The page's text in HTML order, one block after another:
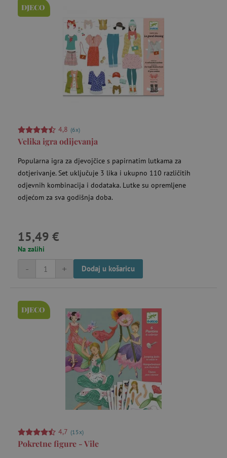
DJECO
4,8 (6x)
Velika igra odijevanja
Popularna igra za djevojčice s papirnatim lutkama za
dotjerivanje. Set uključuje 3 lika i ukupno 110 različitih
odjevnih kombinacija i dodataka. Lutke su opremljene
odjećom za sva godišnja doba.
15,49 €
Na zalihi
+
- Dodaj u košaricu
DJECO
4,7 (15x)
Pokretne figure - Vile